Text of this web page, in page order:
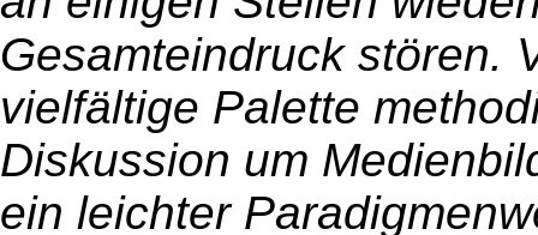
Gesamteindruck stören.
vielfältige Palette
Diskussion um
ein leichter